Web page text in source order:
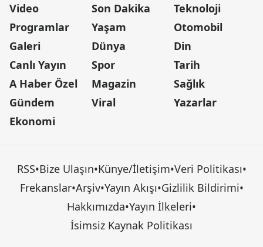
Video
Programlar
Galeri
Canlı Yayın
A Haber Özel
Gündem
Ekonomi
Son Dakika
Yaşam
Dünya
Spor
Magazin
Viral
Teknoloji
Otomobil
Din
Tarih
Sağlık
Yazarlar
RSS•Bize Ulaşın•Künye/İletişim•Veri Politikası•
Frekanslar•Arşiv•Yayın Akışı•Gizlilik Bildirimi•
Hakkımızda•Yayın İlkeleri•
İsimsiz Kaynak Politikası